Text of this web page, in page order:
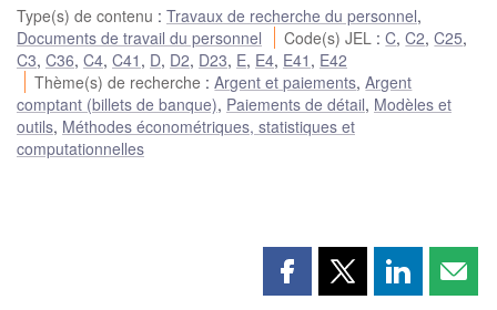
Type(s) de contenu : Travaux de recherche du personnel,
Documents de travail du personnel
Code(s) JEL :C,C2,C25,
C3, C36, C4, C41 , D, D2, D23, E, E4, E41 , E42
Thème(s) de recherche :Argent et paiements,Argent
comptant (billets de banque), Paiements de détail, Modèles et
outils, Méthodes économétriques, statistiques et
computationnelles
PartagerPartagerPartager